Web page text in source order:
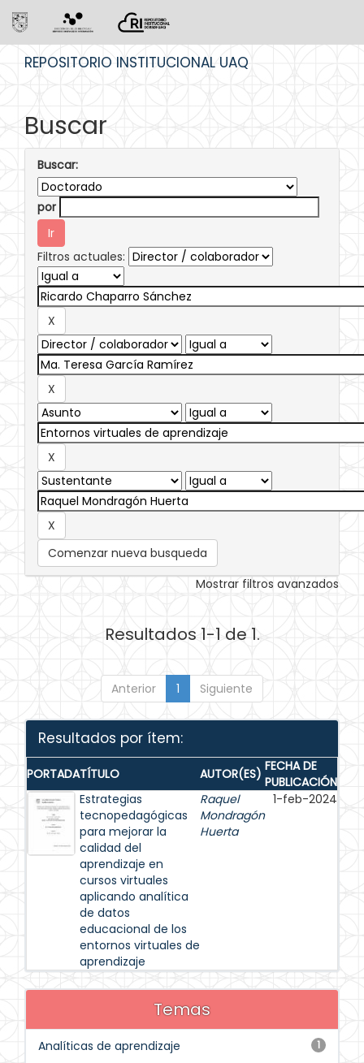
REPOSITORIO INSTITUCIONAL UAQ
Buscar
Buscar:
por
Filtros actuales:
Comenzar nueva busqueda
Mostrar filtros avanzados
Resultados 1-1 de 1.
Anterior 1 Siguiente
Resultados por ítem:
PORTADATÍTULO AUTOR(ES) FECHA DE
PUBLICACIÓN
Estrategias
tecnopedagógicas
para mejorar la
calidad del
aprendizaje en
cursos virtuales
aplicando analítica
de datos
educacional de los
entornos virtuales de
aprendizaje
Raquel
Mondragón
Huerta
1-feb-2024
Temas
1
Analíticas de aprendizaje